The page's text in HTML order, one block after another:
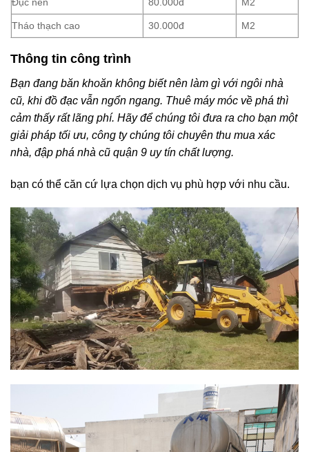
Tháo thạch cao 30.000đ M2
Thông tin công trình
Bạn đang băn khoăn không biết nên làm gì với ngôi nhà
cũ, khi đồ đạc vẫn ngổn ngang. Thuê máy móc về phá thì
cảm thấy rất lãng phí. Hãy để chúng tôi đưa ra cho bạn một
giải pháp tối ưu, công ty chúng tôi chuyên thu mua xác
nhà, đập phá nhà cũ quận 9 uy tín chất lượng.
bạn có thể căn cứ lựa chọn dịch vụ phù hợp với nhu cầu.